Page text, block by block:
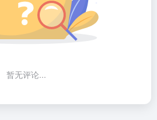
暂无评论...